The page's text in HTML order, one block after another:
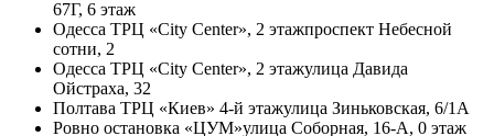
67Г, 6 этаж
Одесса ТРЦ «City Center», 2 этажпроспект Небесной
сотни, 2
Одесса ТРЦ «City Center», 2 этажулица Давида
Ойстраха, 32
Полтава ТРЦ «Киев» 4-й этажулица Зиньковская, 6/1А
Ровно остановка «ЦУМ»улица Соборная, 16-А, 0 этаж